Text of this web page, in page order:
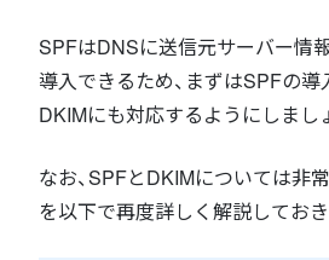
SPFはDNSに送信元サーバー情
導入できるため、まずはSPFの導
DKIMにも対応するようにしまし
なお、SPFとDKIMについては非
を以下で再度詳しく解説しておき